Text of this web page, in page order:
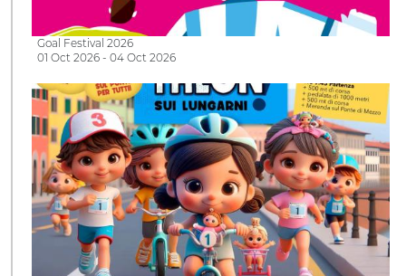
Goal Festival 2026
01 Oct 2026 - 04 Oct 2026